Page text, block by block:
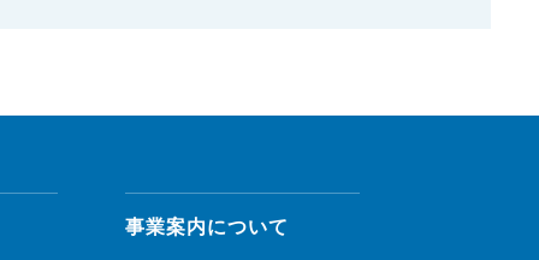
事業案内について